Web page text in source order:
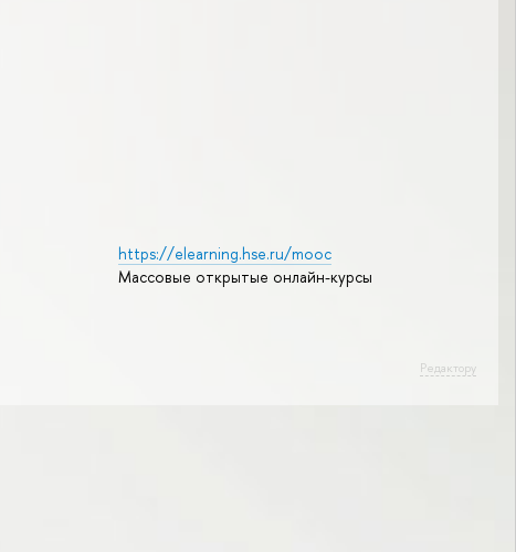
https://elearning.hse.ru/mooc
Массовые открытые онлайн-курсы
Редактору